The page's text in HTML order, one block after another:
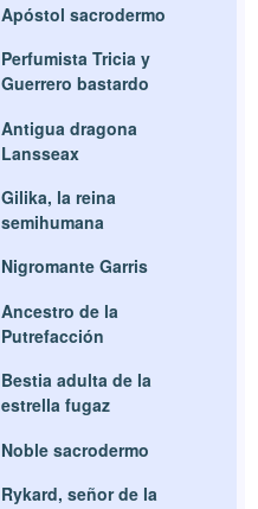
Apóstol sacrodermo
Perfumista Tricia y
Guerrero bastardo
Antigua dragona
Lansseax
Gilika, la reina
semihumana
Nigromante Garris
Ancestro de la
Putrefacción
Bestia adulta de la
estrella fugaz
Noble sacrodermo
Rykard, señor de la